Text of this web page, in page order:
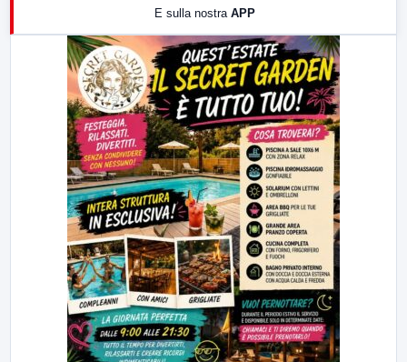
LabNews (replica)
E sulla nostra APP